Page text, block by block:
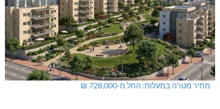
מחיר מטרה במעלות: החל מ-728,000 ₪